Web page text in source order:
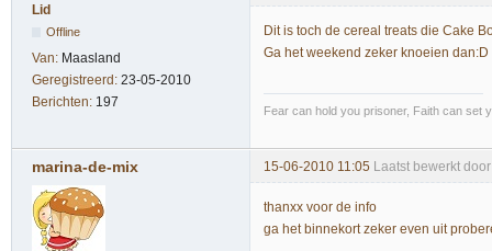
Lid
Offline
Van: Maasland
Geregistreerd: 23-05-2010
Berichten: 197
Dit is toch de cereal treats die Cake
Ga het weekend zeker knoeien dan:D
Fear can hold you prisoner, Faith can set
marina-de-mix 15-06-2010 11:05 Laatst bewerkt
thanxx voor de info
ga het binnekort zeker even uit